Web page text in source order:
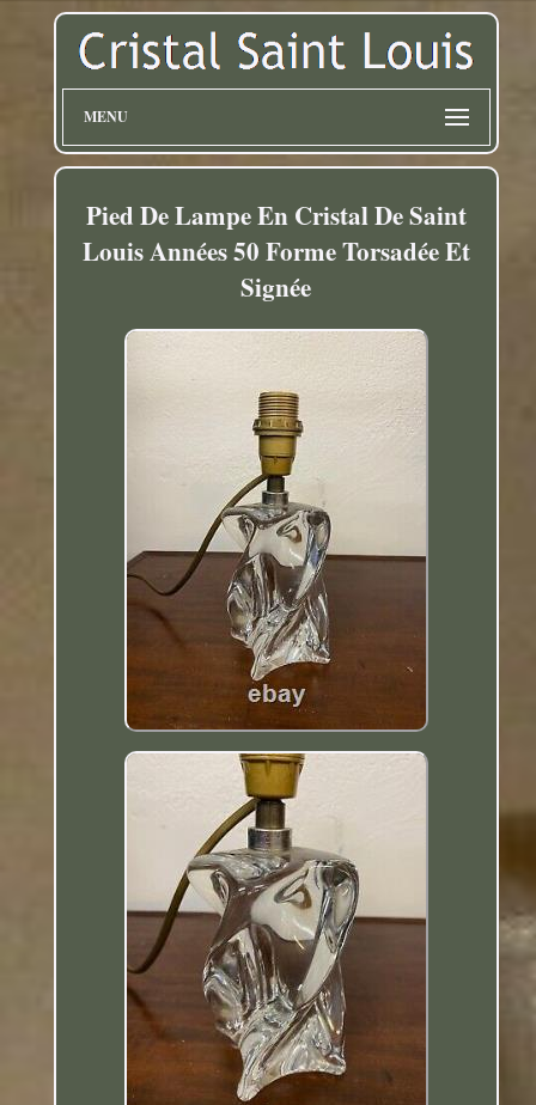
MENU
Pied De Lampe En Cristal De Saint
Louis Années 50 Forme Torsadée Et
Signée